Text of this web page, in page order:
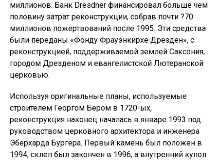
миллионов. Банк Dresdner финансировал больше чем
половину затрат реконструкции, собрав почти ?70
миллионов пожертвований после 1995. Эти средства
были переданы «Фонду Фрауэнкирхе Дрезден», с
реконструкцией, поддерживаемой землей Саксония,
городом Дрезденом и евангелистской Лютеранской
церковью.
Используя оригинальные планы, используемые
строителем Георгом Бером в 1720-ых,
реконструкция наконец началась в январе 1993 под
руководством церковного архитектора и инженера
Эберхарда Бургера. Первый камень был положен в
1994, склеп был закончен в 1996, а внутренний купол